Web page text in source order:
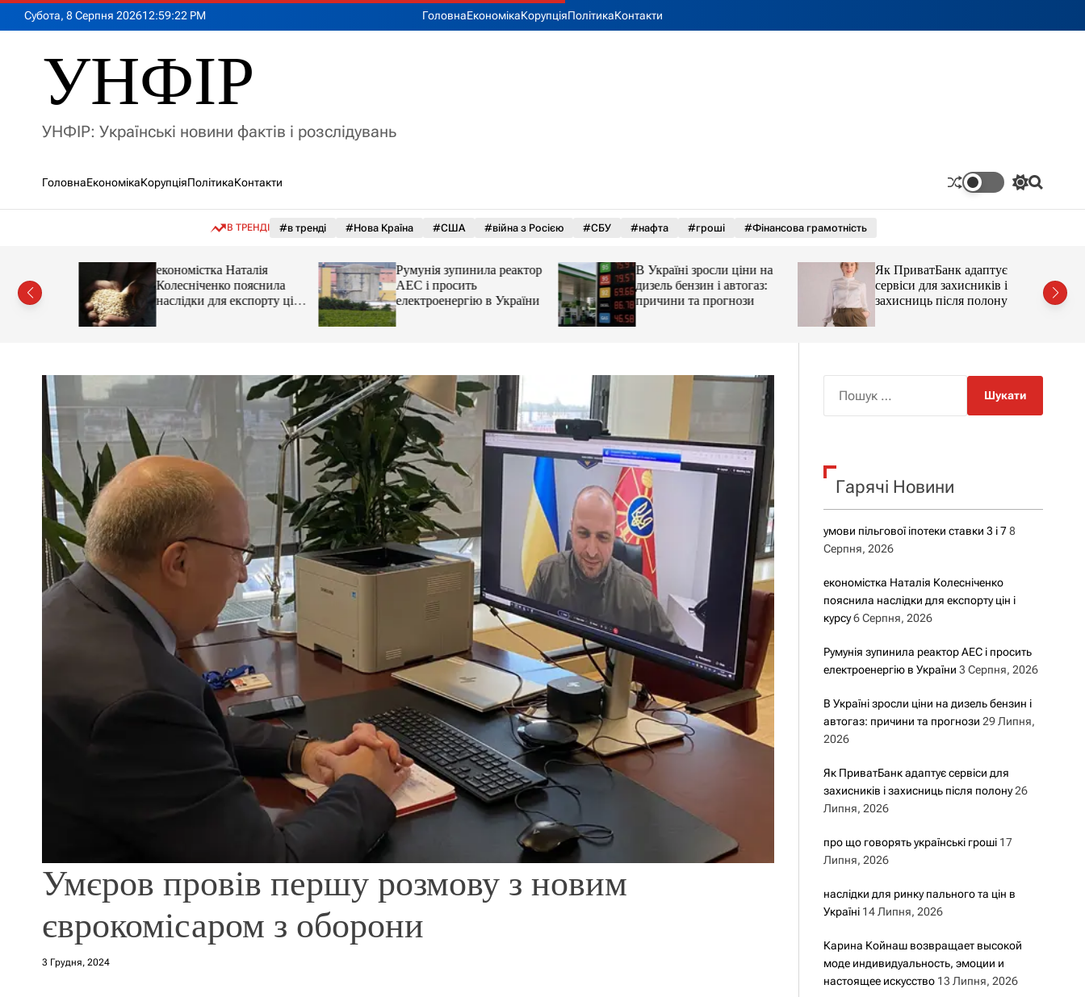
Субота, 8 Серпня 202612:59:24 PM ГоловнаЕкономікаКорупціяПолітикаКонтакти
УНФІР
УНФІР: Українські новини фактів і розслідувань
ГоловнаЕкономікаКорупціяПолітикаКонтакти
П
к
а
ч
р
о
у
П
В ТРЕНДІ #в тренді #Нова Країна #США #війна з Росією #СБУ #нафта #гроші #Фінансова грамотність
економістка Наталія
Колесніченко пояснила
наслідки для експорту цін і
курсу
Румунія зупинила реактор
АЕС і просить
електроенергію в України
В Україні зросли ціни на
дизель бензин і автогаз:
причини та прогнози
Як ПриватБанк адаптує
сервіси для захисників і
захисниць після полону
Умєров провів першу розмову з новим
єврокомісаром з оборони
3 Грудня, 2024
к
Гарячі Новини
умови пільгової іпотеки ставки 3 і 7 8
Серпня, 2026
економістка Наталія Колесніченко
пояснила наслідки для експорту цін і
курсу 6 Серпня, 2026
Румунія зупинила реактор АЕС і просить
електроенергію в України 3 Серпня, 2026
В Україні зросли ціни на дизель бензин і
автогаз: причини та прогнози 29 Липня,
2026
Як ПриватБанк адаптує сервіси для
захисників і захисниць після полону 26
Липня, 2026
про що говорять українські гроші 17
Липня, 2026
наслідки для ринку пального та цін в
Україні 14 Липня, 2026
Карина Койнаш возвращает высокой
моде индивидуальность, эмоции и
настоящее искусство 13 Липня, 2026